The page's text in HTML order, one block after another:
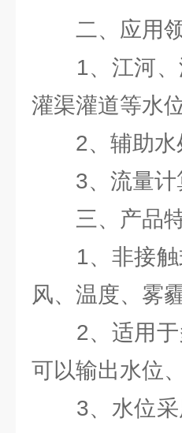
二、应用
1、江河、
灌渠灌道等水
2、辅助水处
3、流量计
三、产品
1、非接触
风、温度、雾
2、适用于
可以输出水位
3、水位采